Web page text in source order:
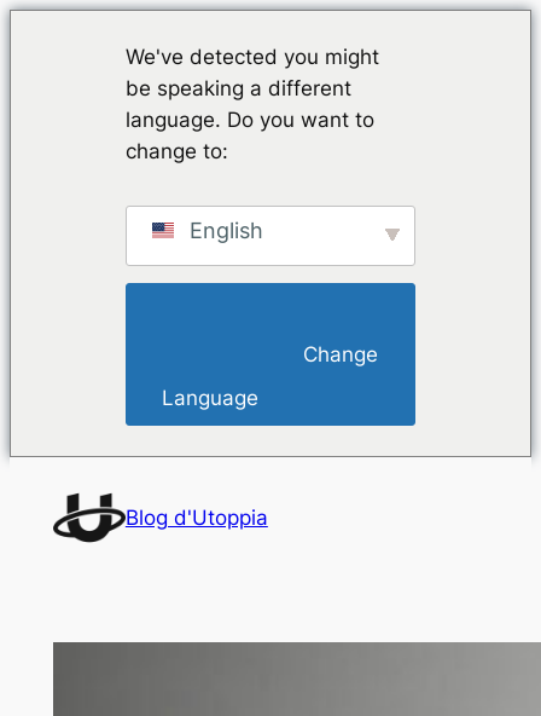
We've detected you might
be speaking a different
language. Do you want to
change to:
English
Language
contenu
Blog d'Utoppia